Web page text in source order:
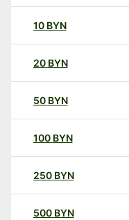
10 BYN
20 BYN
50 BYN
100 BYN
250 BYN
500 BYN